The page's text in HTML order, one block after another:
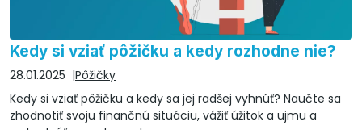
Kedy si vziať pôžičku a kedy rozhodne nie?
28.01.2025
Pôžičky
Kedy si vziať pôžičku a kedy sa jej radšej vyhnúť? Naučte sa
zhodnotiť svoju finančnú situáciu, vážiť úžitok a ujmu a